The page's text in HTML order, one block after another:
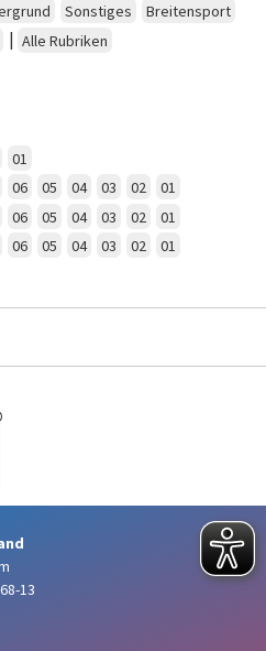
Sonstiges
Breitensport
| Alle Rubriken
01
06 05 04 03 02 01
06 05 04 03 02 01
06 05 04 03 02
01
13